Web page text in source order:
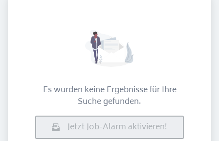
Es wurden keine Ergebnisse für Ihre
Suche gefunden.
Jetzt Job-Alarm aktivieren!